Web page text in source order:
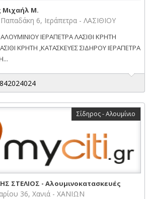
Μιχαήλ Μ.
6, Ιεράπετρα - ΛΑΣΙΘΙΟΥ
ΙΕΡΑΠΕΤΡΑ ΛΑΣΙΘΙ ΚΡΗΤΗ
ΚΡΗΤΗ ,ΚΑΤΑΣΚΕΥΕΣ ΣΙΔΗΡΟΥ ΙΕΡΑΠΕΤΡΑ
Σίδηρος - Αλουμίνιο
ΣΤΕΛΙΟΣ - Αλουμινοκατασκευές
36, Χανιά - ΧΑΝΙΩΝ